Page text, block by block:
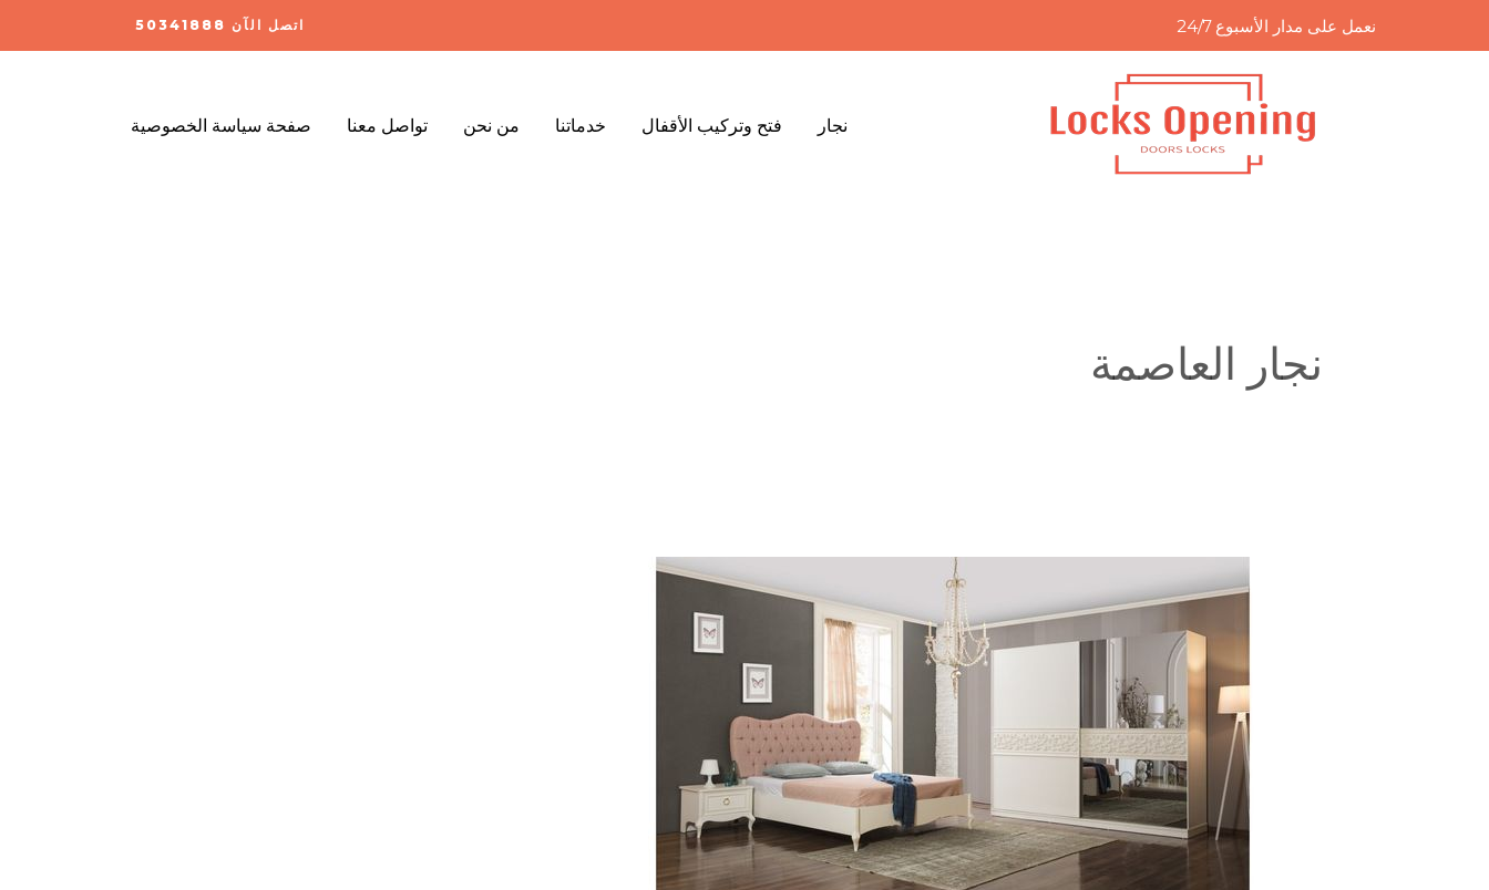
إلى
نعمل على مدار الأسبوع 24/7 اتصل الآن 50341888
نجار فتح وتركيب الأقفال خدماتنا من نحن تواصل معنا صفحة سياسة الخصوصية
نجار العاصمة
نجار
تفصيل
كبت